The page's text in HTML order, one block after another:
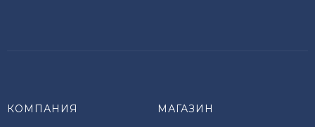
КОМПАНИЯ МАГАЗИН